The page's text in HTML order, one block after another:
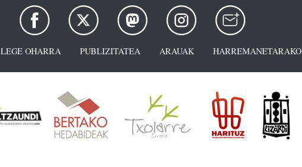
LEGE OHARRA PUBLIZITATEA ARAUAK HARREMANETARAKO